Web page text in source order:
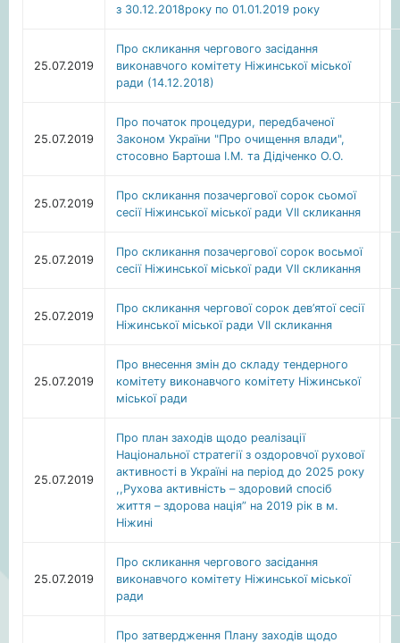
з 30.12.2018року по 01.01.2019 року
25.07.2019
Про скликання чергового засідання
виконавчого комітету Ніжинської міської
ради (14.12.2018)
25.07.2019
Про початок процедури, передбаченої
Законом України "Про очищення влади",
стосовно Бартоша І.М. та Дідіченко О.О.
25.07.2019
Про скликання позачергової сорок сьомої
сесії Ніжинської міської ради VII скликання
25.07.2019
Про скликання позачергової сорок восьмої
сесії Ніжинської міської ради VII скликання
25.07.2019
Про скликання чергової сорок дев’ятої сесії
Ніжинської міської ради VII скликання
25.07.2019
Про внесення змін до складу тендерного
комітету виконавчого комітету Ніжинської
міської ради
25.07.2019
Про план заходів щодо реалізації
Національної стратегії з оздоровчої рухової
активності в Україні на період до 2025 року
,,Рухова активність – здоровий спосіб
життя – здорова нація” на 2019 рік в м.
Ніжині
25.07.2019
Про скликання чергового засідання
виконавчого комітету Ніжинської міської
ради
Про затвердження Плану заходів щодо